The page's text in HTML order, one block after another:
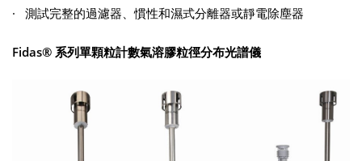
· 測試完整的過濾器、慣性和濕式分離器或靜電除塵器
Fidas® 系列單顆粒計數氣溶膠粒徑分布光譜儀